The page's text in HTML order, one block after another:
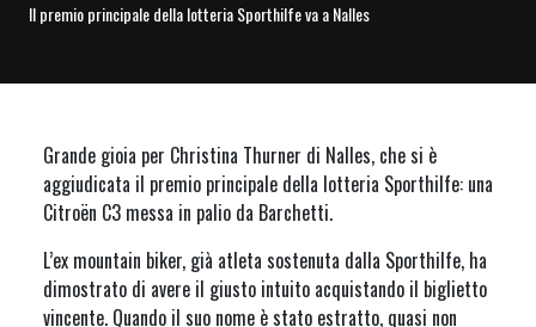
Il premio principale della lotteria Sporthilfe va a Nalles
Grande gioia per Christina Thurner di Nalles, che si è
aggiudicata il premio principale della lotteria Sporthilfe: una
Citroën C3 messa in palio da Barchetti.
L’ex mountain biker, già atleta sostenuta dalla Sporthilfe, ha
dimostrato di avere il giusto intuito acquistando il biglietto
vincente. Quando il suo nome è stato estratto, quasi non